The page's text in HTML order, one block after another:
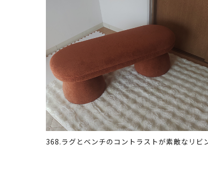
368.ラグとベンチのコントラストが素敵なリビ